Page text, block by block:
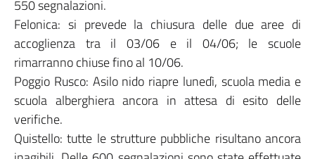
550 segnalazioni.
Felonica: si prevede la chiusura delle due aree di
accoglienza tra il 03/06 e il 04/06; le scuole
rimarranno chiuse fino al 10/06.
Poggio Rusco: Asilo nido riapre lunedì, scuola media e
scuola alberghiera ancora in attesa di esito delle
verifiche.
Quistello: tutte le strutture pubbliche risultano ancora